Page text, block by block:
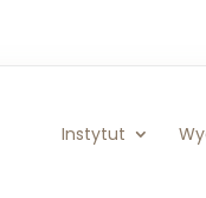
Instytut